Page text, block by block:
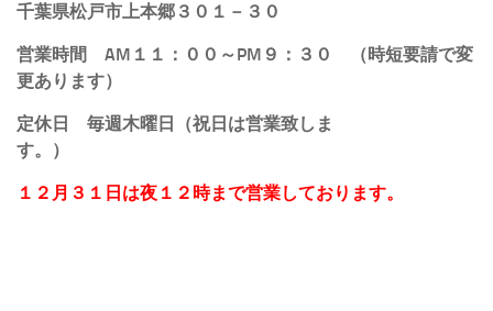
千葉県松戸市上本郷３０１－３０
営業時間 AM１１：００～PM９：３０ （時短要請で変
更あります）
定休日 毎週木曜日（祝日は営業致しま
す。）
１２月３１日は夜１２時まで営業しております。